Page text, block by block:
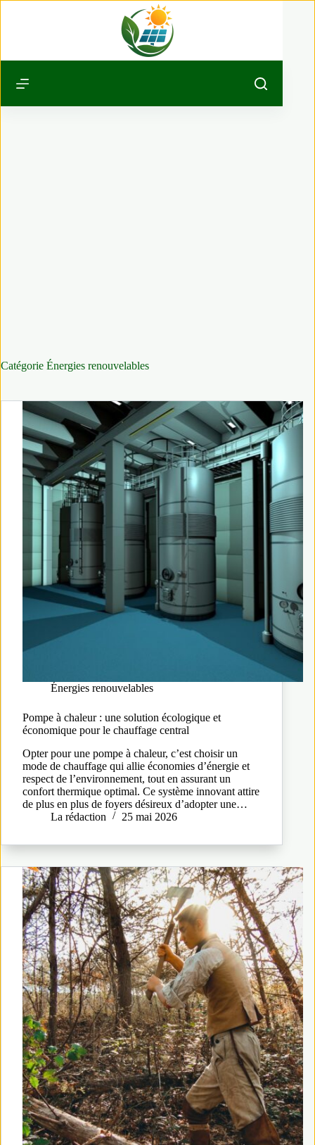
Catégorie Énergies renouvelables
Énergies renouvelables
Pompe à chaleur : une solution écologique et
économique pour le chauffage central
Opter pour une pompe à chaleur, c’est choisir un
mode de chauffage qui allie économies d’énergie et
respect de l’environnement, tout en assurant un
confort thermique optimal. Ce système innovant attire
de plus en plus de foyers désireux d’adopter une…
La rédaction
25 mai 2026